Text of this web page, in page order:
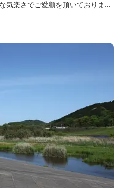
気楽さでご愛顧を頂いておりま